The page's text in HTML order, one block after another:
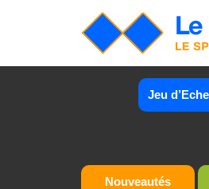
Jeu
Nouveautés